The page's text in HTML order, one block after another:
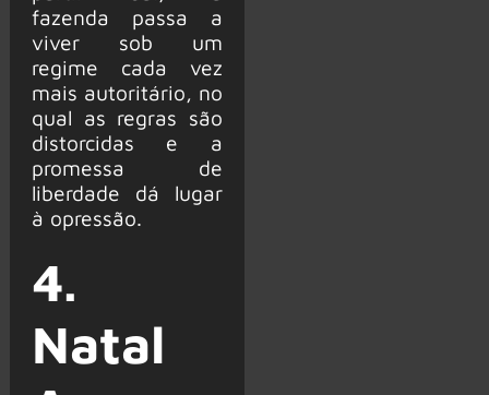
fazenda passa a
viver sob um
regime cada vez
mais autoritário, no
qual as regras são
distorcidas e a
promessa de
liberdade dá lugar
à opressão.
4.
Natal